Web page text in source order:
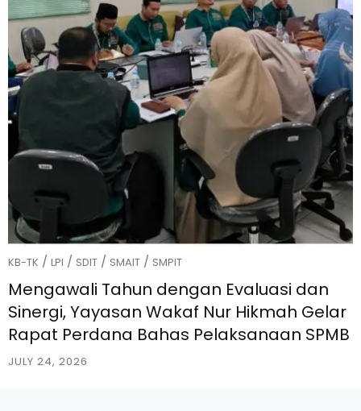
KB-TK / LPI / SDIT / SMAIT / SMPIT
Mengawali Tahun dengan Evaluasi dan
Sinergi, Yayasan Wakaf Nur Hikmah Gelar
Rapat Perdana Bahas Pelaksanaan SPMB
JULY 24, 2026